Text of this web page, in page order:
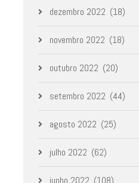
dezembro 2022 (18)
novembro 2022 (18)
outubro 2022 (20)
setembro 2022 (44)
agosto 2022 (25)
julho 2022 (62)
junho 2022 (108)